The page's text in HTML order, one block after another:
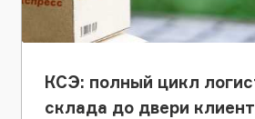
КСЭ: полный цикл
склада до двери